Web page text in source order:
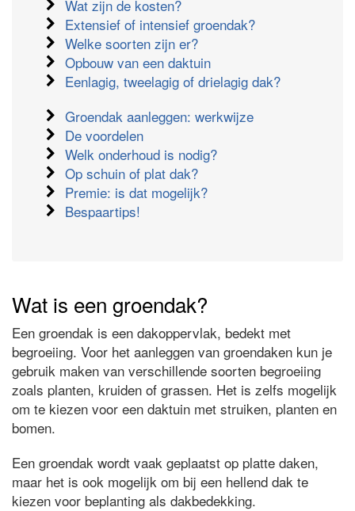
Wat zijn de kosten?
Extensief of intensief groendak?
Welke soorten zijn er?
Opbouw van een daktuin
Eenlagig, tweelagig of drielagig dak?
Groendak aanleggen: werkwijze
De voordelen
Welk onderhoud is nodig?
Op schuin of plat dak?
Premie: is dat mogelijk?
Bespaartips!
Wat is een groendak?
Een groendak is een dakoppervlak, bedekt met
begroeiing. Voor het aanleggen van groendaken kun je
gebruik maken van verschillende soorten begroeiing
zoals planten, kruiden of grassen. Het is zelfs mogelijk
om te kiezen voor een daktuin met struiken, planten en
bomen.
Een groendak wordt vaak geplaatst op platte daken,
maar het is ook mogelijk om bij een hellend dak te
kiezen voor beplanting als dakbedekking.